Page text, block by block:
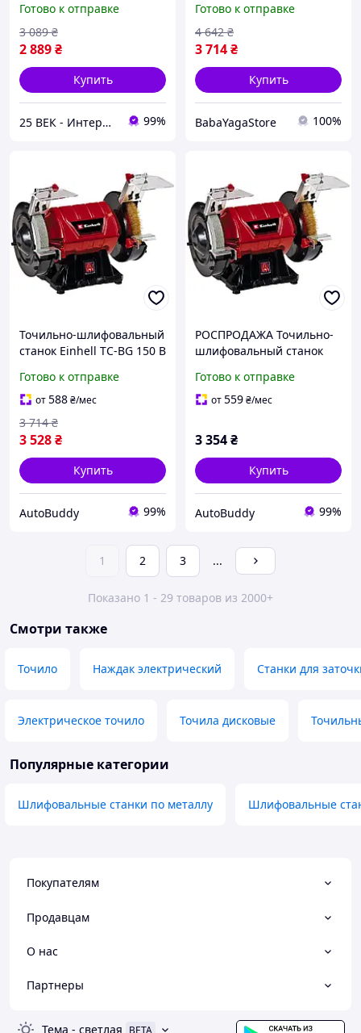
Готово к отправке
2 889₴
3 089 ₴
Купить
25 ВЕК - Интернет-Магазин: электрический, бензиновый, аккумуляторный инструмент и строительство. 99%
Вт, 2980 об/мин, круги
Ø150 (4412634) BYS26
Готово к отправке
3 714₴
4 642 ₴
Купить
BabaYagaStore 100%
Точильно-шлифовальный
станок Einhell TC-BG 150 B
Готово к отправке
от588₴/мес
3 528₴
3 714 ₴
Купить
AutoBuddy 99%
РОСПРОДАЖА Точильно-
шлифовальный станок
UC4412634R ИСПОРЧЕНА
УПАКОВКА
Готово к отправке
от559₴/мес
3 354₴
Купить
AutoBuddy 99%
1 2 3 ...
Показано 1 - 29 товаров из 2000+
Смотри также
Точило Наждак электрический Станки для
Электрическое точило Точила дисковые
Популярные категории
Шлифовальные станки по металлу Шлифовальные
Покупателям
Продавцам
О нас
Партнеры
Тема - светлая